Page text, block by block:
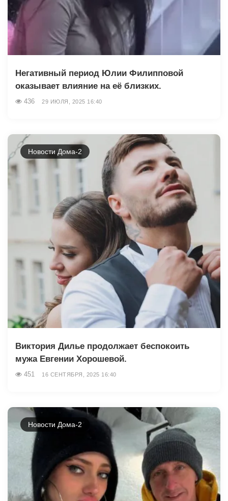
Негативный период Юлии Филипповой
оказывает влияние на её близких.
436 29 ИЮЛЯ, 2025 16:40
Новости Дома-2
Виктория Дилье продолжает беспокоить
мужа Евгении Хорошевой.
451 16 СЕНТЯБРЯ, 2025 16:40
Новости Дома-2